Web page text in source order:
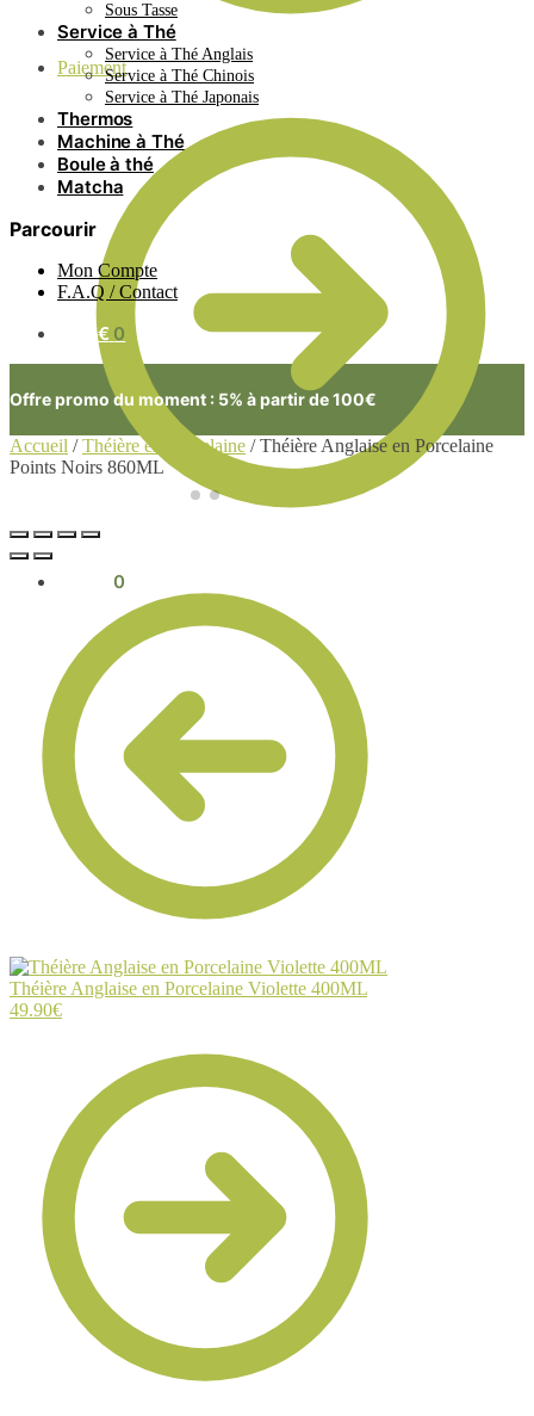
Paiement
0
Sous Tasse
Service à Thé
Service à Thé Anglais
Service à Thé Chinois
Service à Thé Japonais
Thermos
Machine à Thé
Boule à thé
Matcha
Parcourir
Mon Compte
F.A.Q / Contact
0.00€ 0
Offre promo du moment : 5% à partir de 100€
Accueil /Théière en Porcelaine /Théière Anglaise en Porcelaine
Points Noirs 860ML
Théière Anglaise en Porcelaine Violette 400ML
49.90€